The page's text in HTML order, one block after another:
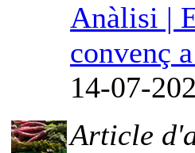
Anàlisi |
convenç
14-07-
Article